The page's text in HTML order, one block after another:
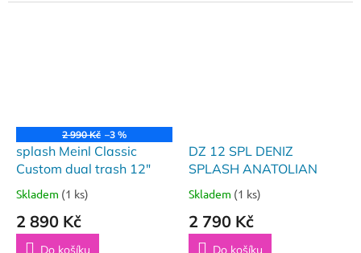
2 990 Kč –3 %
splash Meinl Classic
Custom dual trash 12"
Skladem (1 ks)
2 890 Kč
DZ 12 SPL DENIZ
SPLASH ANATOLIAN
Skladem (1 ks)
2 790 Kč